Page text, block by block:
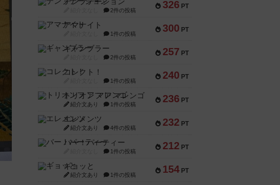
326 PT
2件の投稿
300 PT
アマナイト
1件の投稿
257 PT
ギャンブラー
2件の投稿
240 PT
コレクト！
1件の投稿
236 PT
トリオンフ ア マレンゴ
紹介文あり 1件の投稿
232 PT
エレメンツ
紹介文あり 4件の投稿
212 PT
バー！パーティー
1件の投稿
154 PT
ギョッと
紹介文あり 1件の投稿